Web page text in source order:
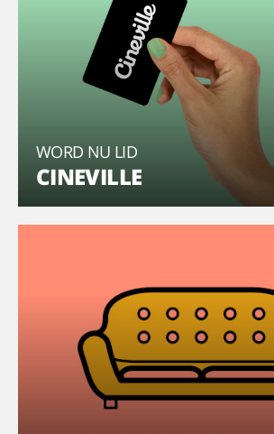
WORD NU LID
CINEVILLE